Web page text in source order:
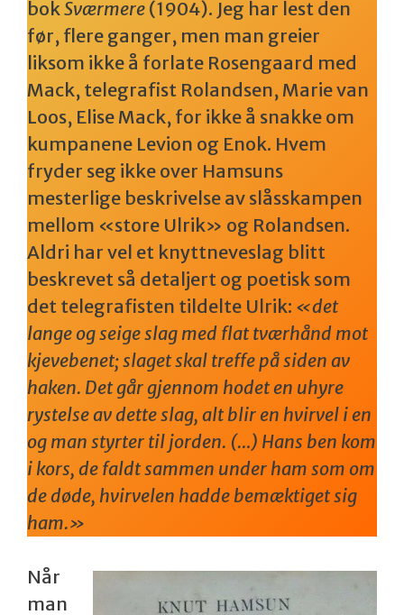
bok Sværmere (1904). Jeg har lest den
før, flere ganger, men man greier
liksom ikke å forlate Rosengaard med
Mack, telegrafist Rolandsen, Marie van
Loos, Elise Mack, for ikke å snakke om
kumpanene Levion og Enok. Hvem
fryder seg ikke over Hamsuns
mesterlige beskrivelse av slåsskampen
mellom «store Ulrik» og Rolandsen.
Aldri har vel et knyttneveslag blitt
beskrevet så detaljert og poetisk som
det telegrafisten tildelte Ulrik: «det
lange og seige slag med flat tværhånd mot
kjevebenet; slaget skal treffe på siden av
haken. Det går gjennom hodet en uhyre
rystelse av dette slag, alt blir en hvirvel i en
og man styrter til jorden. (…) Hans ben kom
i kors, de faldt sammen under ham som om
de døde, hvirvelen hadde bemæktiget sig
ham.»
Når
man